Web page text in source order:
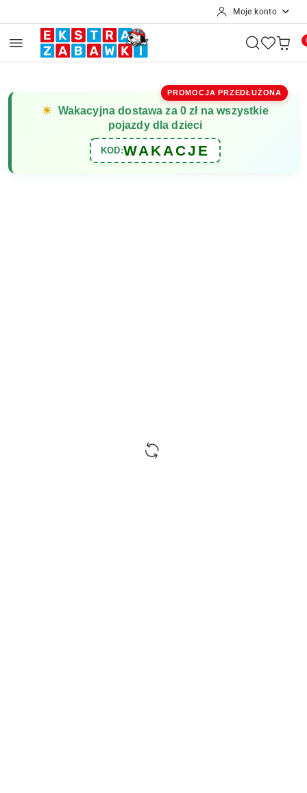
Moje konto
PROMOCJA PRZEDŁUŻONA
☀ Wakacyjna dostawa za 0 zł na wszystkie
pojazdy dla dzieci
KOD:WAKACJE